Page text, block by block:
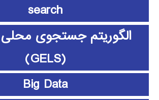
search
الگوریتم جستجوی
(GELS)
Big Data